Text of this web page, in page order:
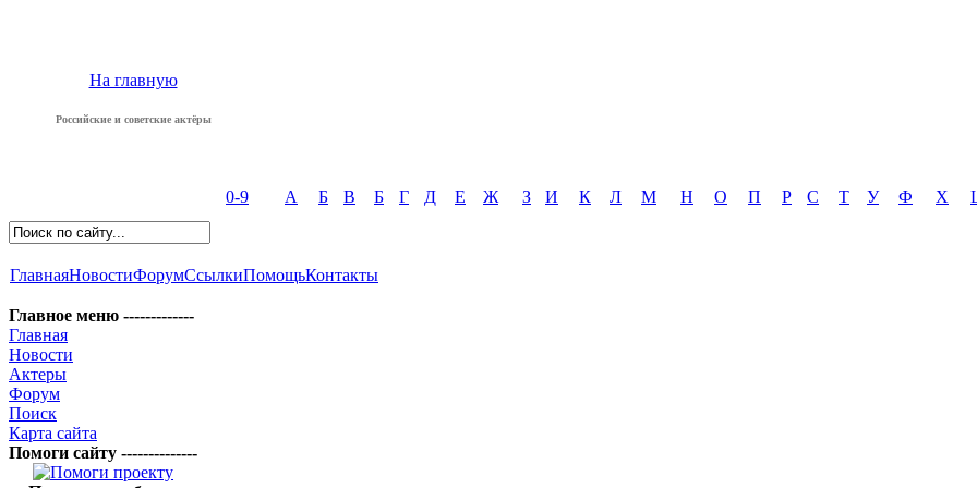
На главную
Российские и советские актёры
0-9 А Б В Б Г Д Е Ж З И К Л М Н О П Р С Т У Ф Х
ГлавнаяНовостиФорумСсылкиПомощьКонтакты
Главное меню -------------
Главная
Новости
Актеры
Форум
Поиск
Карта сайта
Помоги сайту --------------